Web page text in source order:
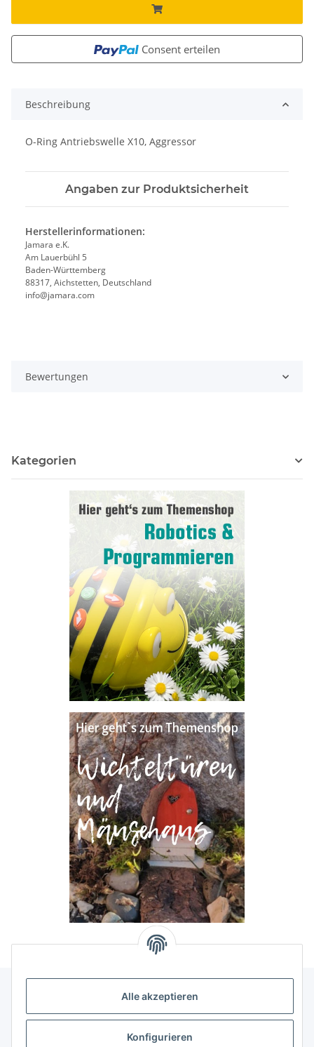
Alle akzeptieren
Konfigurieren
Consent erteilen
Beschreibung
O-Ring Antriebswelle X10, Aggressor
Angaben zur Produktsicherheit
Herstellerinformationen:
Jamara e.K.
Am Lauerbühl 5
Baden-Württemberg
88317, Aichstetten, Deutschland
info@jamara.com
Bewertungen
Kategorien
Allgemeine Informationen